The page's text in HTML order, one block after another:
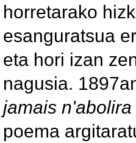
horretarako
esanguratsua
eta hori izan
nagusia.
jamais
poema